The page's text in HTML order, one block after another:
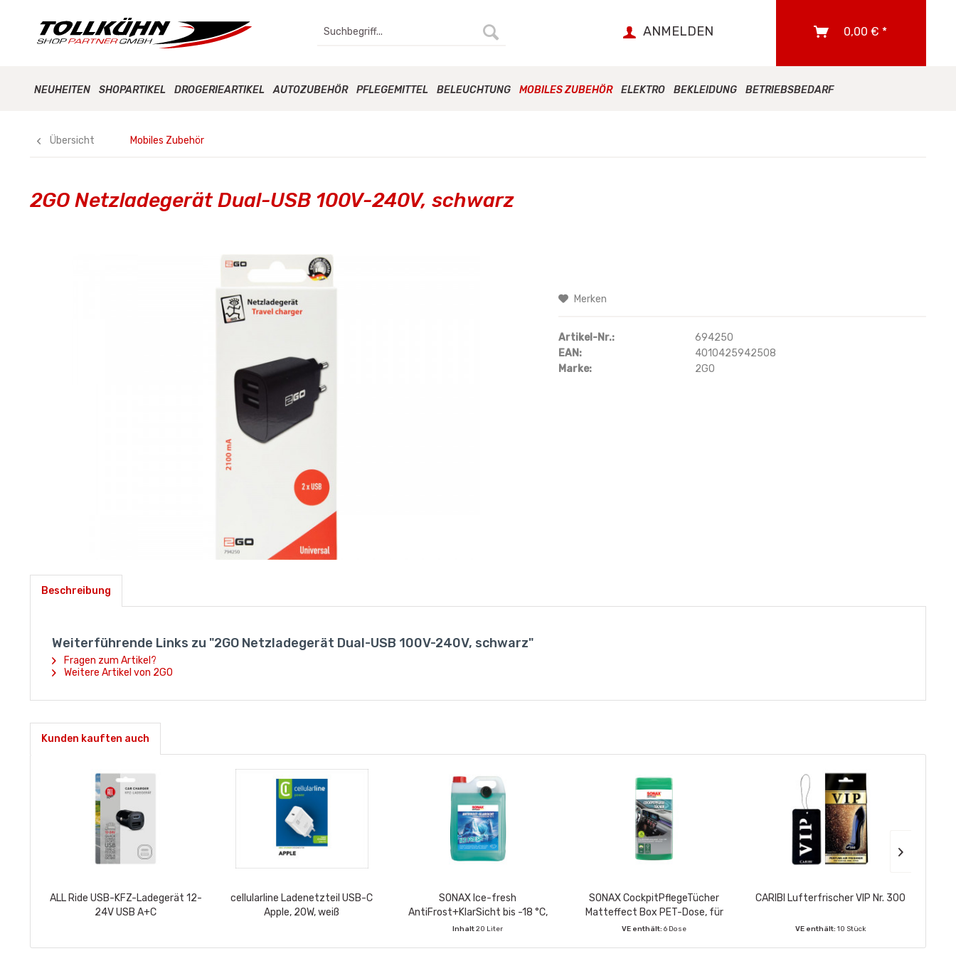
ANMELDEN 0,00 € *
NEUHEITEN SHOPARTIKEL DROGERIEARTIKEL AUTOZUBEHÖR PFLEGEMITTEL BELEUCHTUNG MOBILES ZUBEHÖR ELEKTRO BEKLEIDUNG BETRIEBSBEDARF
Übersicht Mobiles Zubehör
2GO Netzladegerät Dual-USB 100V-240V, schwarz
Merken
Artikel-Nr.:
694250
EAN:
4010425942508
Marke:
2GO
Beschreibung
Weiterführende Links zu "2GO Netzladegerät Dual-USB 100V-240V, schwarz"
Fragen zum Artikel?
Weitere Artikel von 2GO
Kunden kauften auch
ALL Ride USB-KFZ-Ladegerät 12-
24V USB A+C
cellularline Ladenetzteil USB-C
Apple, 20W, weiß
SONAX Ice-fresh
AntiFrost+KlarSicht bis -18 °C,
PET-Kanister 5 Ltr.
Inhalt20 Liter
SONAX CockpitPflegeTücher
Matteffect Box PET-Dose, für
Innen & Außen, 25 Feuchttücher
VE enthält:6 Dose
CARIBI Lufterfrischer VIP Nr. 300
VE enthält: 10 Stück